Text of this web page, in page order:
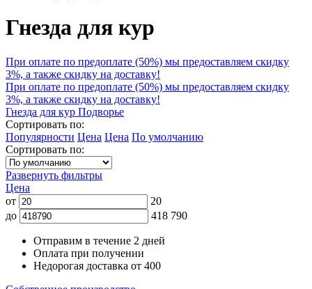
Гнезда для кур
При оплате по предоплате (50%) мы предоставляем скидку
3%, а также скидку на доставку!
При оплате по предоплате (50%) мы предоставляем скидку
3%, а также скидку на доставку!
Гнезда для кур Подворье
Сортировать по:
Популярности Цена Цена По умолчанию
Сортировать по:
Развернуть фильтры
Цена
от
20
до
418 790
Отправим в течение 2 дней
Оплата при получении
Недорогая доставка от 400